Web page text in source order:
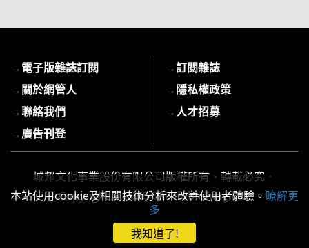
mail
→電子版雜誌訂閱
→關於網管人
→聯絡我們
→廣告刊登
→訂閱雜誌
→隱私權政策
→人才招募
城邦文化事業股份有限公司版權所有、轉載必究．
Copyright © 2026 Cite Publishing Ltd.
本站使用cookie及相關技術分析來改善使用者體驗。 瞭解更
多
我知道了!